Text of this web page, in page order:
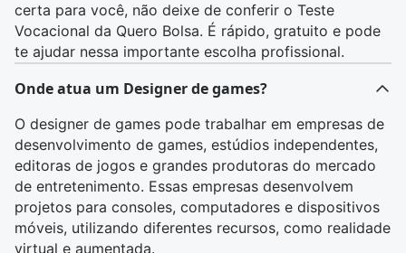
certa para você, não deixe de conferir o Teste
Vocacional da Quero Bolsa. É rápido, gratuito e pode
te ajudar nessa importante escolha profissional.
Onde atua um Designer de games?
O designer de games pode trabalhar em empresas de
desenvolvimento de games, estúdios independentes,
editoras de jogos e grandes produtoras do mercado
de entretenimento. Essas empresas desenvolvem
projetos para consoles, computadores e dispositivos
móveis, utilizando diferentes recursos, como realidade
virtual e aumentada.